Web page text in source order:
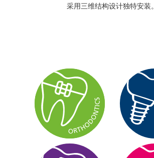
采用三维结构设计独特安装。